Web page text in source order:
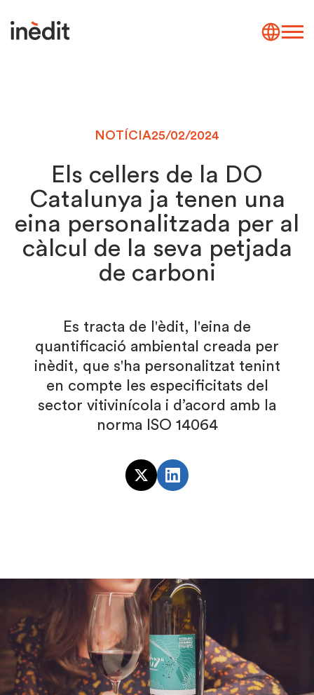
NOTÍCIA25/02/2024
Els cellers de la DO
Catalunya ja tenen una
eina personalitzada per al
càlcul de la seva petjada
de carboni
Es tracta de l'èdit, l'eina de
quantificació ambiental creada per
inèdit, que s'ha personalitzat tenint
en compte les especificitats del
sector vitivinícola i d’acord amb la
norma ISO 14064